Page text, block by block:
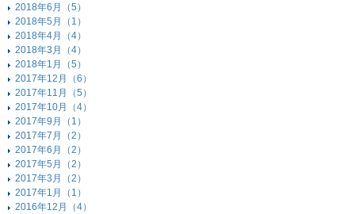
2018年6月（5）
2018年5月（1）
2018年4月（4）
2018年3月（4）
2018年1月（5）
2017年12月（6）
2017年11月（5）
2017年10月（4）
2017年9月（1）
2017年7月（2）
2017年6月（2）
2017年5月（2）
2017年3月（2）
2017年1月（1）
2016年12月（4）